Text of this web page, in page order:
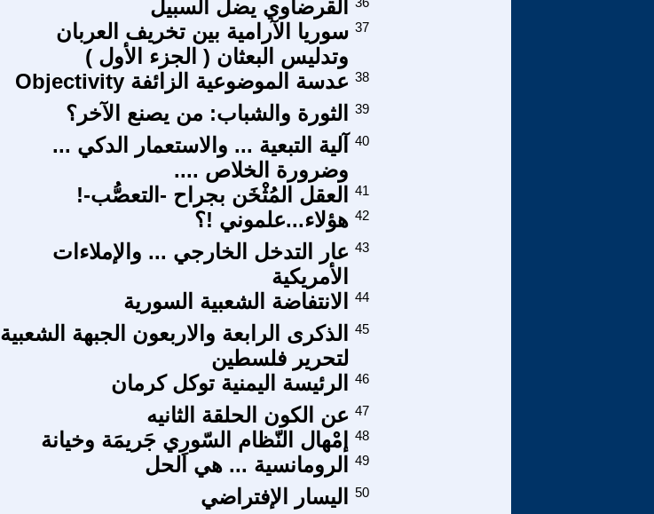
القرضاوي يضل السبيل
سوريا الآرامية بين تخريف العربان
وتدليس البعثان ( الجزء الأول )
37
عدسة الموضوعية الزائفة Objectivity 38
الثورة والشباب: من يصنع الآخر؟ 39
آلية التبعية ... والاستعمار الدكي ...
وضرورة الخلاص ....
40
العقل المُثْخَن بجراح -التعصُّب-!
41
هؤلاء...علموني !؟ 42
عار التدخل الخارجي ... والإملاءات
الأمريكية
43
الانتفاضة الشعبية السورية 44
الذكرى الرابعة والاربعون الجبهة الشعبية
لتحرير فلسطين
45
الرئيسة اليمنية توكل كرمان 46
عن الكون الحلقة الثانيه 47
إمْهال النّظام السّورِي جَريمَة وخيانة
48
الرومانسية ... هي الحل 49
اليسار الإفتراضي 50